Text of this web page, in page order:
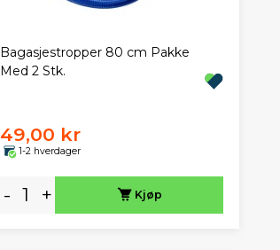
Bagasjestropper 80 cm Pakke
Med 2 Stk.
49,00 kr
1-2 hverdager
- + Kjøp